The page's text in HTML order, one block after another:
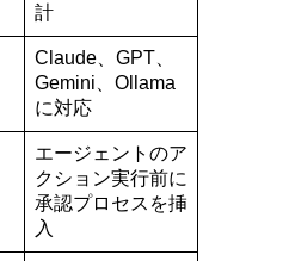
計
Claude、GPT、
Gemini、Ollama
に対応
エージェントのア
クション実行前に
承認プロセスを挿
入